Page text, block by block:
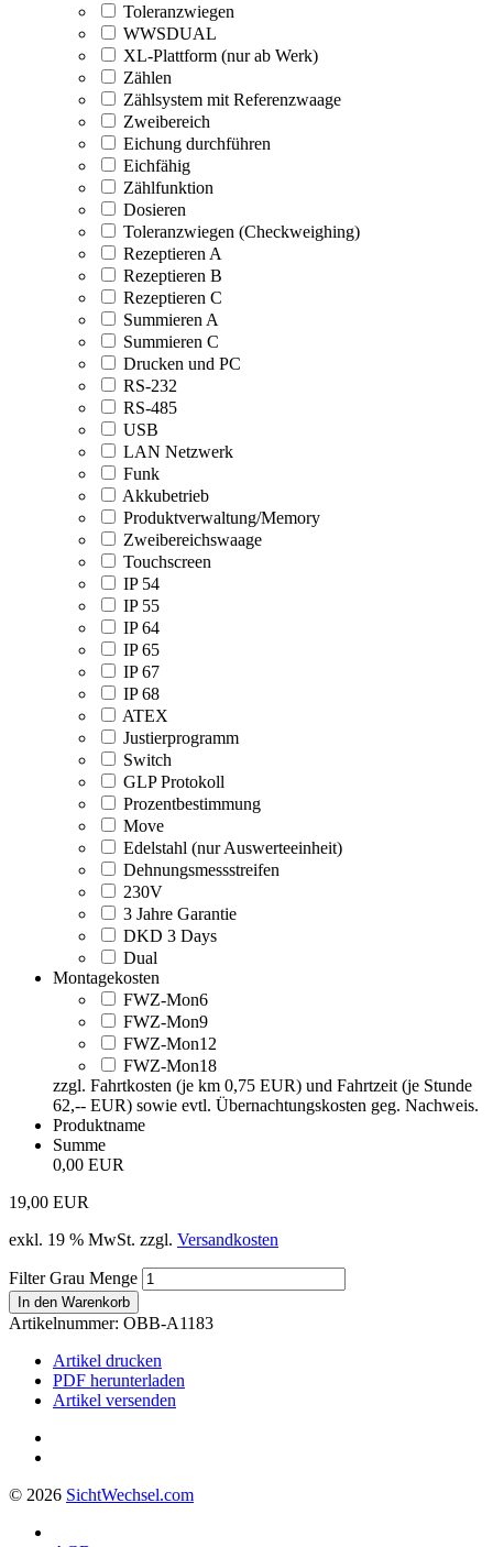
Toleranzwiegen
WWSDUAL
XL-Plattform (nur ab Werk)
Zählen
Zählsystem mit Referenzwaage
Zweibereich
Eichung durchführen
Eichfähig
Zählfunktion
Dosieren
Toleranzwiegen (Checkweighing)
Rezeptieren A
Rezeptieren B
Rezeptieren C
Summieren A
Summieren C
Drucken und PC
RS-232
RS-485
USB
LAN Netzwerk
Funk
Akkubetrieb
Produktverwaltung/Memory
Zweibereichswaage
Touchscreen
IP 54
IP 55
IP 64
IP 65
IP 67
IP 68
ATEX
Justierprogramm
Switch
GLP Protokoll
Prozentbestimmung
Move
Edelstahl (nur Auswerteeinheit)
Dehnungsmessstreifen
230V
3 Jahre Garantie
DKD 3 Days
Dual
Montagekosten
FWZ-Mon6
FWZ-Mon9
FWZ-Mon12
FWZ-Mon18
zzgl. Fahrtkosten (je km 0,75 EUR) und Fahrtzeit (je Stunde
62,-- EUR) sowie evtl. Übernachtungskosten geg. Nachweis.
Produktname
Summe
0,00 EUR
19,00 EUR
exkl. 19 % MwSt. zzgl. Versandkosten
Filter Grau Menge
In den Warenkorb
Artikelnummer: OBB-A1183
Artikel drucken
PDF herunterladen
Artikel versenden
© 2026 SichtWechsel.com